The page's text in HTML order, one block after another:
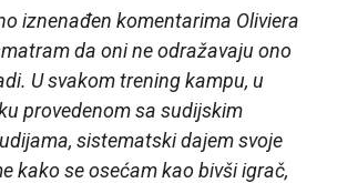
iznenađen komentarima Oliviera
da oni ne odražavaju ono
U svakom trening kampu, u
provedenom sa sudijskim
sistematski dajem svoje
kako se osećam kao bivši igrač,